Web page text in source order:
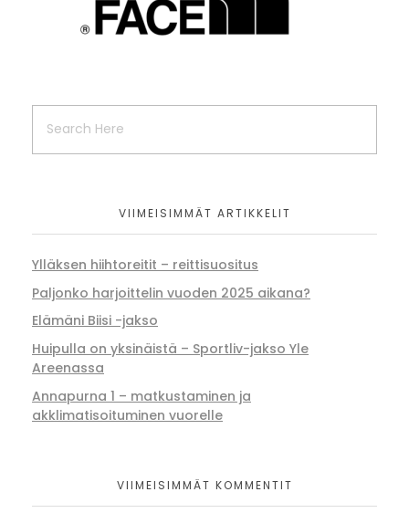
VIIMEISIMMÄT ARTIKKELIT
Ylläksen hiihtoreitit – reittisuositus
Paljonko harjoittelin vuoden 2025 aikana?
Elämäni Biisi -jakso
Huipulla on yksinäistä – Sportliv-jakso Yle
Areenassa
Annapurna 1 – matkustaminen ja
akklimatisoituminen vuorelle
VIIMEISIMMÄT KOMMENTIT